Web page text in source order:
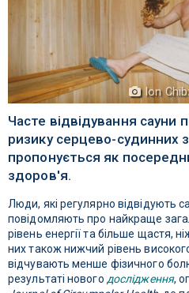
Ion
Часте відвідування сауни
ризику серцево-судинних
пропонується як
здоров'я.
Люди, які регулярно відвідують
повідомляють про найкраще
рівень енергії та більше щастя,
них також нижчий рівень
відчувають менше фізичного
результаті нового дослідження,